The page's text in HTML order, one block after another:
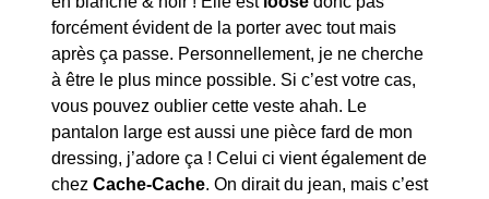
forcément évident de la porter avec tout mais
après ça passe. Personnellement, je ne cherche
à être le plus mince possible. Si c’est votre cas,
vous pouvez oublier cette veste ahah. Le
pantalon large est aussi une pièce fard de mon
dressing, j’adore ça ! Celui ci vient également de
chezCache-Cache. On dirait du jean, mais c’est